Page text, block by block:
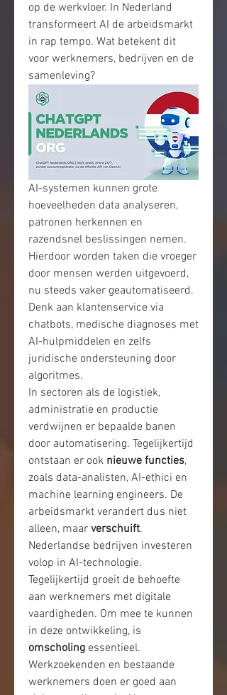
op de werkvloer. In Nederland
transformeert AI de arbeidsmarkt
in rap tempo. Wat betekent dit
voor werknemers, bedrijven en de
samenleving?
AI-systemen kunnen grote
hoeveelheden data analyseren,
patronen herkennen en
razendsnel beslissingen nemen.
Hierdoor worden taken die vroeger
door mensen werden uitgevoerd,
nu steeds vaker geautomatiseerd.
Denk aan klantenservice via
chatbots, medische diagnoses met
AI-hulpmiddelen en zelfs
juridische ondersteuning door
algoritmes.
In sectoren als de logistiek,
administratie en productie
verdwijnen er bepaalde banen
door automatisering. Tegelijkertijd
ontstaan er ook nieuwe functies,
zoals data-analisten, AI-ethici en
machine learning engineers. De
arbeidsmarkt verandert dus niet
alleen, maar verschuift.
Nederlandse bedrijven investeren
volop in AI-technologie.
Tegelijkertijd groeit de behoefte
aan werknemers met digitale
vaardigheden. Om mee te kunnen
omscholing essentieel.
Werkzoekenden en bestaande
werknemers doen er goed aan